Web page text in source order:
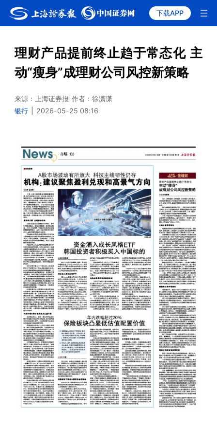
下载APP
理财产品提前终止趋于常态化 主
动“瘦身”成理财公司风控新策略
来源：上海证券报 作者：徐潇潇
银行
2026-05-25 08:16